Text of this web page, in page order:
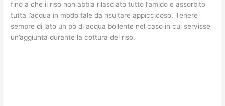
fino a che il riso non abbia rilasciato tutto l’amido e assorbito
tutta l’acqua in modo tale da risultare appiccicoso. Tenere
sempre di lato un pò di acqua bollente nel caso in cui servisse
un’aggiunta durante la cottura del riso.